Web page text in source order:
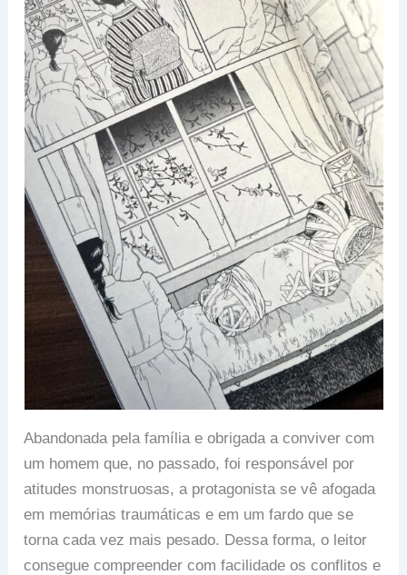
Abandonada pela família e obrigada a conviver com
um homem que, no passado, foi responsável por
atitudes monstruosas, a protagonista se vê afogada
em memórias traumáticas e em um fardo que se
torna cada vez mais pesado. Dessa forma, o leitor
consegue compreender com facilidade os conflitos e